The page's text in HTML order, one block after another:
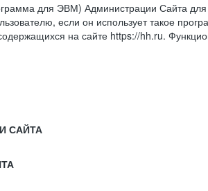
для ЭВМ) Администрации Сайта
если он использует такое
на сайте https://hh.ru.
САЙТА